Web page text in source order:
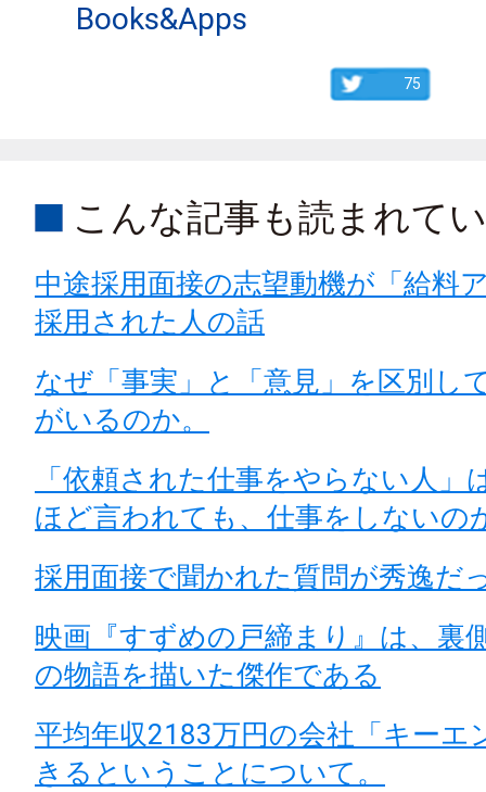
Books&Apps
75
こんな記事も読まれて
中途採用面接の志望動機が「給料
採用された人の話
なぜ「事実」と「意見」を区別し
がいるのか。
「依頼された仕事をやらない人」
ほど言われても、仕事をしないの
採用面接で聞かれた質問が秀逸だ
映画『すずめの戸締まり』は、裏
の物語を描いた傑作である
平均年収2183万円の会社「キーエ
きるということについて。